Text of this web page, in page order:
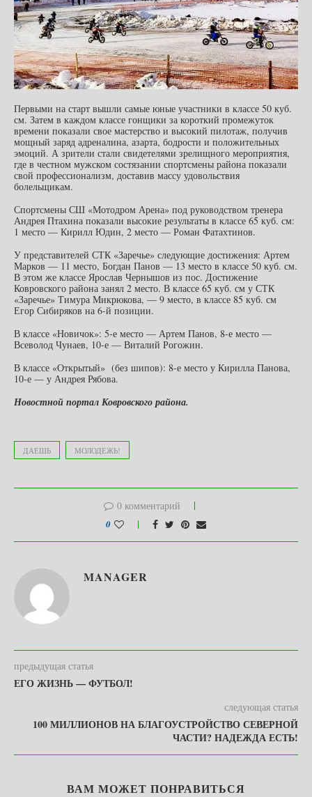
Первыми на старт вышли самые юные участники в классе 50 куб.
см. Затем в каждом классе гонщики за короткий промежуток
времени показали свое мастерство и высокий пилотаж, получив
мощный заряд адреналина, азарта, бодрости и положительных
эмоций. А зрители стали свидетелями зрелищного мероприятия,
где в честном мужском состязании спортсмены района показали
свой профессионализм, доставив массу удовольствия
болельщикам.
Спортсмены СШ «Мотодром Арена» под руководством тренера
Андрея Птахина показали высокие результаты в классе 65 куб. см:
1 место — Кирилл Юдин, 2 место — Роман Фатахтинов.
У представителей СТК «Заречье» следующие достижения: Артем
Марков — 11 место, Богдан Панов — 13 место в классе 50 куб. см.
В этом же классе Ярослав Чернышов из пос. Достижение
Ковровского района занял 2 место. В классе 65 куб. см у СТК
«Заречье» Тимура Микрюкова, — 9 место, в классе 85 куб. см
Егор Сибиряков на 6-й позиции.
В классе «Новичок»: 5-е место — Артем Панов, 8-е место —
Всеволод Чунаев, 10-е — Виталий Рогожин.
В классе «Открытый» (без шипов): 8-е место у Кирилла Панова,
10-е — у Андрея Рябова.
Новостной портал Ковровского района.
ДАЕШЬ МОЛОДЕЖЬ!
0 комментарий
0
MANAGER
предыдущая статья
ЕГО ЖИЗНЬ — ФУТБОЛ!
следующая статья
100 МИЛЛИОНОВ НА БЛАГОУСТРОЙСТВО СЕВЕРНОЙ
ЧАСТИ? НАДЕЖДА ЕСТЬ!
ВАМ МОЖЕТ ПОНРАВИТЬСЯ